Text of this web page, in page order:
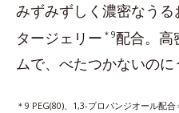
みずみずしく濃密なう
タージェリー ＊9配合。高
ムで、べたつかないのに
＊9 PEG(80)、1,3-プロパンジオール配